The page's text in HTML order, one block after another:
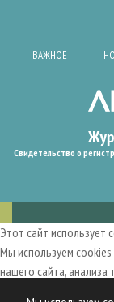
ВАЖНОЕ
Свидетельство о
Этот сайт использует
Мы используем
нашего сайта, анализа